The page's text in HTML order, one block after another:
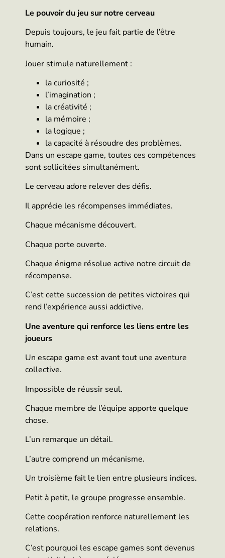
Le pouvoir du jeu sur notre cerveau
Depuis toujours, le jeu fait partie de l’être
humain.
Jouer stimule naturellement :
la curiosité ;
l’imagination ;
la créativité ;
la mémoire ;
la logique ;
la capacité à résoudre des problèmes.
Dans un escape game, toutes ces compétences
sont sollicitées simultanément.
Le cerveau adore relever des défis.
Il apprécie les récompenses immédiates.
Chaque mécanisme découvert.
Chaque porte ouverte.
Chaque énigme résolue active notre circuit de
récompense.
C’est cette succession de petites victoires qui
rend l’expérience aussi addictive.
Une aventure qui renforce les liens entre les
joueurs
Un escape game est avant tout une aventure
collective.
Impossible de réussir seul.
Chaque membre de l’équipe apporte quelque
chose.
L’un remarque un détail.
L’autre comprend un mécanisme.
Un troisième fait le lien entre plusieurs indices.
Petit à petit, le groupe progresse ensemble.
Cette coopération renforce naturellement les
relations.
C’est pourquoi les escape games sont devenus